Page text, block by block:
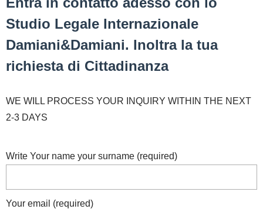
Studio Legale Internazionale
Damiani&Damiani. Inoltra la tua
richiesta di Cittadinanza
WE WILL PROCESS YOUR INQUIRY WITHIN THE NEXT
2-3 DAYS
Write Your name your surname (required)
Your email (required)